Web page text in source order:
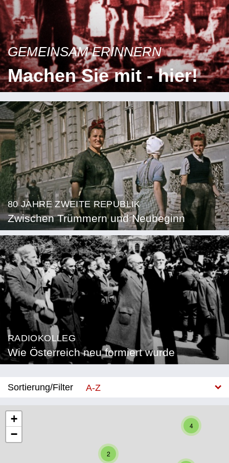
GEMEINSAM ERINNERN
Machen Sie mit - hier!
80 JAHRE ZWEITE REPUBLIK
Zwischen Trümmern und Neubeginn
RADIOKOLLEG
Wie Österreich neu formiert wurde
Sortierung/Filter
A-Z
Burgenland
2
4
+
−